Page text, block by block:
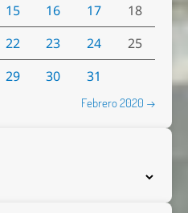
15 16 17
18
22 23 24
25
29 30 31
Febrero 2020 →